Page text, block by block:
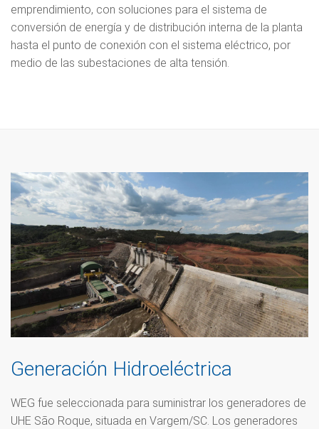
emprendimiento, con soluciones para el sistema de
conversión de energía y de distribución interna de la planta
hasta el punto de conexión con el sistema eléctrico, por
medio de las subestaciones de alta tensión.
Generación Hidroeléctrica
WEG fue seleccionada para suministrar los generadores de
UHE São Roque, situada en Vargem/SC. Los generadores